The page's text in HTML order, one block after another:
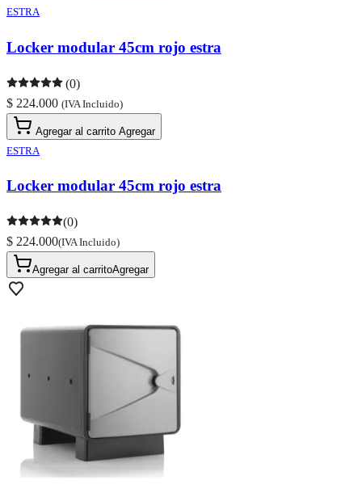
ESTRA
Locker modular 45cm rojo estra
(0)
$ 224.000 (IVA Incluido)
Agregar al carrito Agregar
ESTRA
Locker modular 45cm rojo estra
(0)
$ 224.000(IVA Incluido)
Agregar al carritoAgregar